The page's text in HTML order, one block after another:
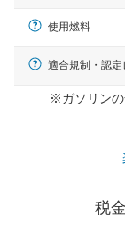
使用燃料
適合規制・認定
※ガソリンの
税